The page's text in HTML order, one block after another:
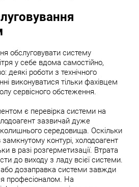
обслуговувати систему
у себе вдома самостійно,
деякі роботи з технічного
виконуватися тільки фахівцем
сервісного обстеження.
є перевірка системи на
зазвичай дуже
середовища. Оскільки
контурі, холодоагент
в разі розгерметизації. Втрата
до виходу з ладу всієї системи.
або дозаправка системи завжди
професіоналом. На